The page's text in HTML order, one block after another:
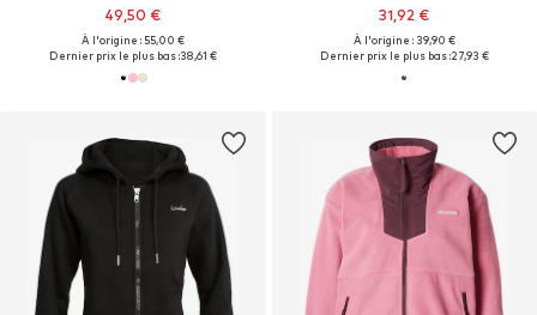
49,50 €
À l'origine : 55,00 €
Dernier prix le plus bas :38,61 €
31,92 €
À l'origine : 39,90 €
Dernier prix le plus bas :27,93 €